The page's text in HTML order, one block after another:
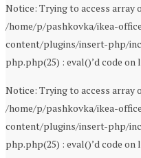
Notice: Trying to access array
/home/p/pashkovka/ikea-
content/plugins/insert-php/
php.php(25) : eval()’d code on
Notice: Trying to access array
/home/p/pashkovka/ikea-
content/plugins/insert-php/
php.php(25) : eval()’d code on